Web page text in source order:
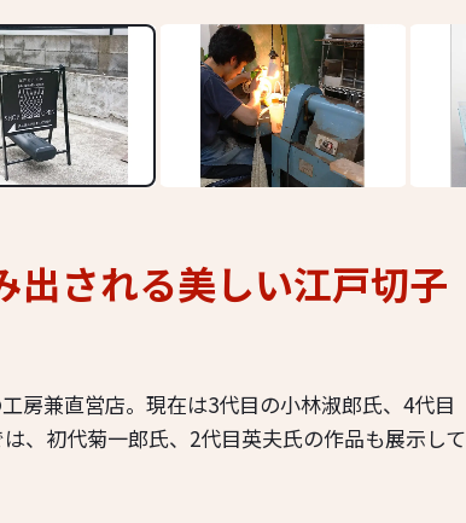
出される美しい江戸切子
房兼直営店。現在は3代目の小林淑郎氏、4代目
、初代菊一郎氏、2代目英夫氏の作品も展示して